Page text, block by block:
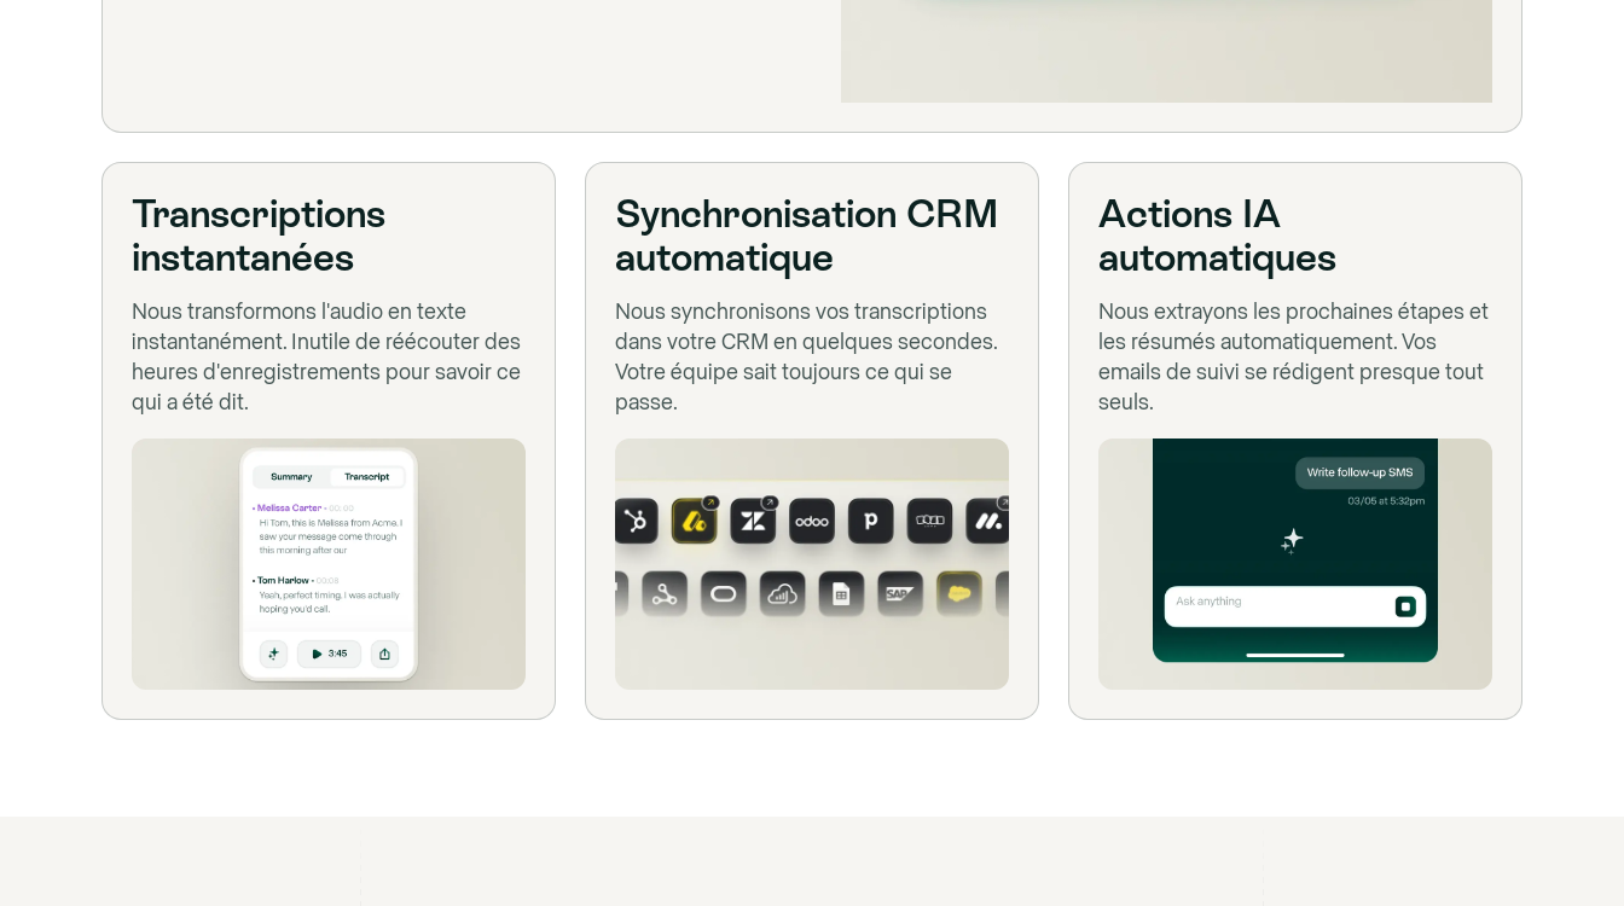
Transcriptions
instantanées
Nous transformons l'audio en texte
instantanément. Inutile de réécouter des
heures d'enregistrements pour savoir ce
qui a été dit.
Synchronisation CRM
automatique
Nous synchronisons vos transcriptions
dans votre CRM en quelques secondes.
Votre équipe sait toujours ce qui se
passe.
Actions IA
automatiques
Nous extrayons les prochaines étapes et
les résumés automatiquement. Vos
emails de suivi se rédigent presque tout
seuls.